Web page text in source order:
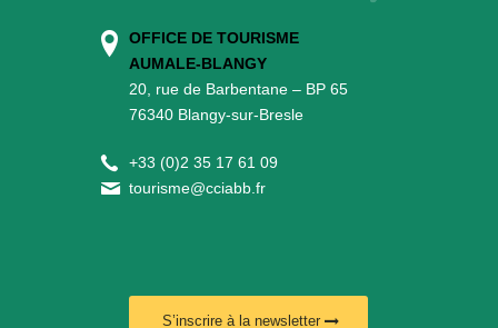
OFFICE DE TOURISME
AUMALE-BLANGY
20, rue de Barbentane – BP 65
76340 Blangy-sur-Bresle
+33 (0)2 35 17 61 09
tourisme@cciabb.fr
S’inscrire à la newsletter